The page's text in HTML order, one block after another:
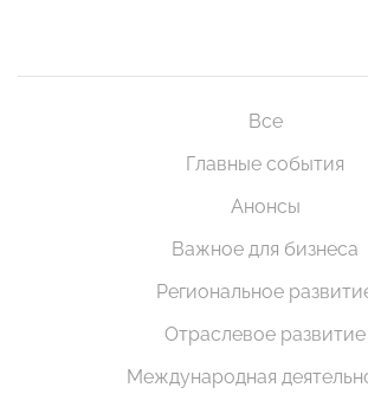
Все
Главные события
Анонсы
Важное для бизнеса
Региональное
Отраслевое развитие
Международная